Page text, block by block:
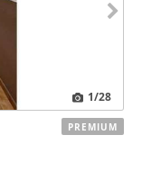
1/28
PREMIUM